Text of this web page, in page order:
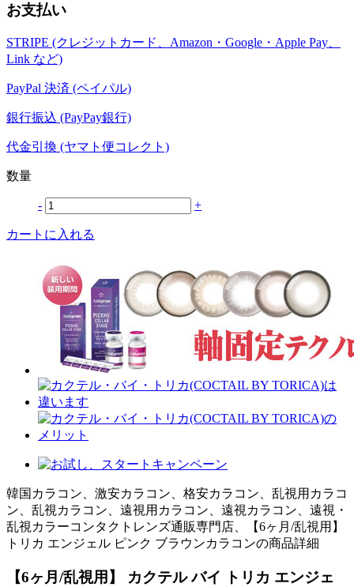
お支払い
STRIPE (クレジットカード、Amazon・Google・Apple Pay、
Link など)
PayPal 決済 (ペイパル)
銀行振込 (PayPay銀行)
代金引換 (ヤマト便コレクト)
数量
- +
カートに入れる
韓国カラコン、激安カラコン、格安カラコン、乱視用カラコ
ン、乱視カラコン、遠視用カラコン、遠視カラコン、遠視・
乱視カラーコンタクトレンズ通販専門店、【6ヶ月/乱視用】
トリカ エンジェル ピンク ブラウンカラコンの商品詳細
【6ヶ月/乱視用】 カクテル バイ トリカ エンジェ